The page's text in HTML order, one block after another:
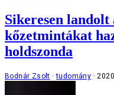
Sikeresen landolt
kőzetmintákat
holdszonda
Bodnár Zsolt tudomány